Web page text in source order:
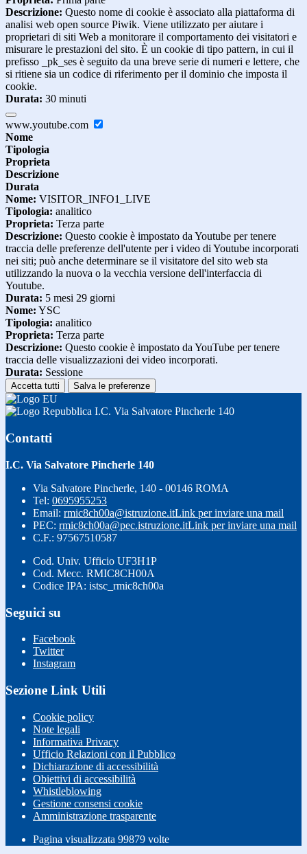
Descrizione: Questo nome di cookie è associato alla piattaforma di
analisi web open source Piwik. Viene utilizzato per aiutare i
proprietari di siti Web a monitorare il comportamento dei visitatori e
misurare le prestazioni del sito. È un cookie di tipo pattern, in cui il
prefisso _pk_ses è seguito da una breve serie di numeri e lettere, che
si ritiene sia un codice di riferimento per il dominio che imposta il
cookie.
Durata: 30 minuti
www.youtube.com
Nome
Tipologia
Proprieta
Descrizione
Durata
Nome: VISITOR_INFO1_LIVE
Tipologia: analitico
Proprieta: Terza parte
Descrizione: Questo cookie è impostato da Youtube per tenere
traccia delle preferenze dell'utente per i video di Youtube incorporati
nei siti; può anche determinare se il visitatore del sito web sta
utilizzando la nuova o la vecchia versione dell'interfaccia di
Youtube.
Durata: 5 mesi 29 giorni
Nome: YSC
Tipologia: analitico
Proprieta: Terza parte
Descrizione: Questo cookie è impostato da YouTube per tenere
traccia delle visualizzazioni dei video incorporati.
Durata: Sessione
Accetta tutti Salva le preferenze
I.C. Via Salvatore Pincherle 140
Contatti
I.C. Via Salvatore Pincherle 140
Via Salvatore Pincherle, 140 - 00146 ROMA
Tel: 0695955253
Email: rmic8ch00a@istruzione.itLink per inviare una mail
PEC: rmic8ch00a@pec.istruzione.itLink per inviare una mail
C.F.: 97567510587
Cod. Univ. Ufficio UF3H1P
Cod. Mecc. RMIC8CH00A
Codice IPA: istsc_rmic8ch00a
Seguici su
Facebook
Twitter
Instagram
Sezione Link Utili
Cookie policy
Note legali
Informativa Privacy
Ufficio Relazioni con il Pubblico
Dichiarazione di accessibilità
Obiettivi di accessibilità
Whistleblowing
Gestione consensi cookie
Amministrazione trasparente
Pagina visualizzata 99879 volte